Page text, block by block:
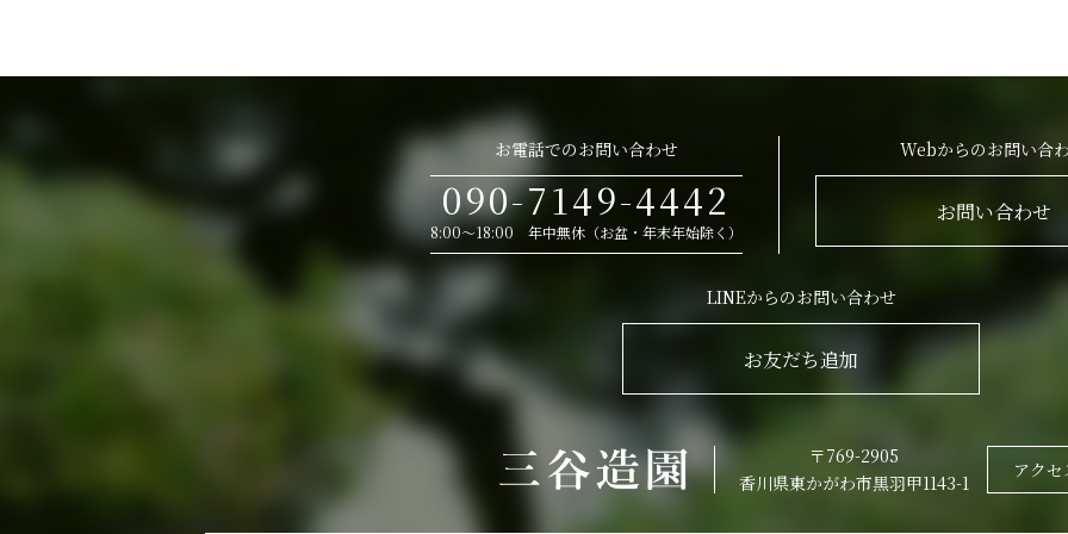
お電話でのお問い合わせ
090-7149-4442
8:00～18:00 年中無休（お盆・年末年始除く）
Webからのお問い合
お問い合わせ
LINEからのお問い合わせ
お友だち追加
〒769-2905
香川県東かがわ市黒羽甲1143-1
アクセ